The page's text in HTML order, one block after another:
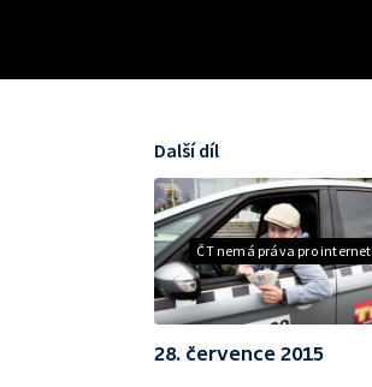
ČT nemá práva pro internet
Další díl
28. července 2015